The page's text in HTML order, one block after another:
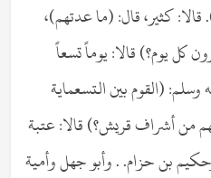
كثير، قال: (ما عدتهم)،
كل يوم؟) قالا: يوماً تسعاً
(القوم بين التسعماية
من أشراف قريش؟) قالا: عتبة
بن حزام. . وأبو جهل وأمية